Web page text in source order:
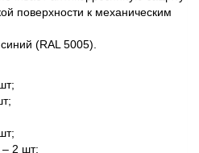
поверхности к механическим
(RAL 5005).
2 шт;